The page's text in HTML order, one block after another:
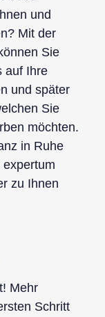
und
Mit der
Sie
auf Ihre
und später
Sie
möchten.
in Ruhe
zu Ihnen
Mehr
Schritt